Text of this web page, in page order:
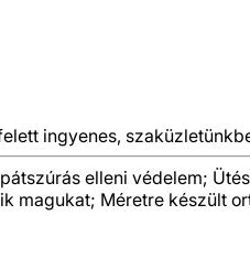
ingyenes,
elleni védelem;
Méretre készült